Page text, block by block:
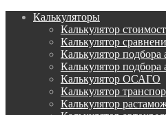
Калькуляторы
Калькулятор
Калькулятор
Калькулятор подбора
Калькулятор подбора
Калькулятор ОСАГО
Калькулятор
Калькулятор